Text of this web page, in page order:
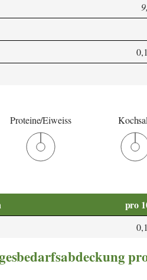
Proteine/Eiweiss
pro